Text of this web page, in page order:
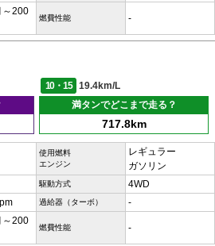
～200
燃費性能 -
10・15
19.4km/L
満タンでどこまで走る？
717.8km
使用燃料
エンジン
レギュラー
ガソリン
駆動方式 4WD
過給器（ターボ） -
～200
燃費性能 -